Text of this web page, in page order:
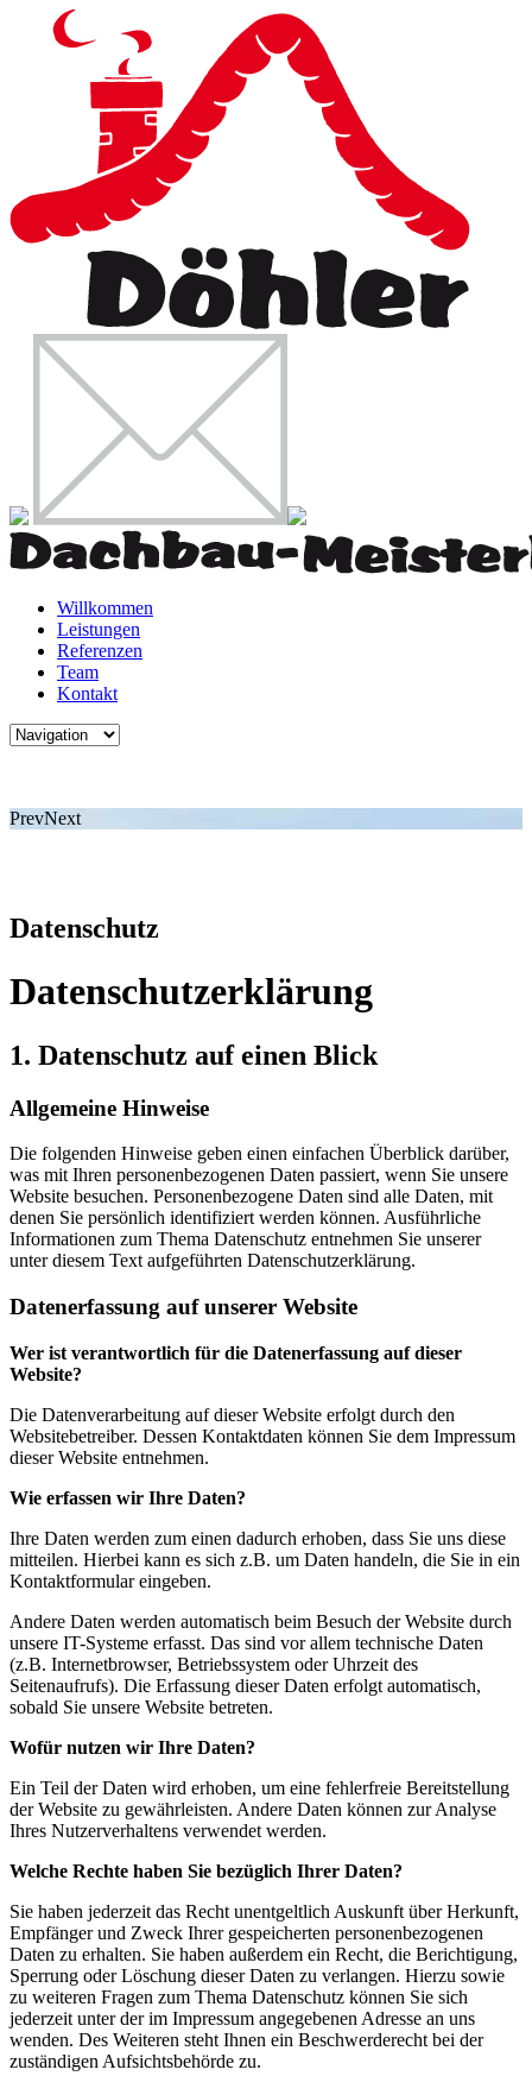
Willkommen
Leistungen
Referenzen
Team
Kontakt
PrevNext
Datenschutz
Datenschutzerklärung
1. Datenschutz auf einen Blick
Allgemeine Hinweise
Die folgenden Hinweise geben einen einfachen Überblick darüber,
was mit Ihren personenbezogenen Daten passiert, wenn Sie unsere
Website besuchen. Personenbezogene Daten sind alle Daten, mit
denen Sie persönlich identifiziert werden können. Ausführliche
Informationen zum Thema Datenschutz entnehmen Sie unserer
unter diesem Text aufgeführten Datenschutzerklärung.
Datenerfassung auf unserer Website
Wer ist verantwortlich für die Datenerfassung auf dieser
Website?
Die Datenverarbeitung auf dieser Website erfolgt durch den
Websitebetreiber. Dessen Kontaktdaten können Sie dem Impressum
dieser Website entnehmen.
Wie erfassen wir Ihre Daten?
Ihre Daten werden zum einen dadurch erhoben, dass Sie uns diese
mitteilen. Hierbei kann es sich z.B. um Daten handeln, die Sie in ein
Kontaktformular eingeben.
Andere Daten werden automatisch beim Besuch der Website durch
unsere IT-Systeme erfasst. Das sind vor allem technische Daten
(z.B. Internetbrowser, Betriebssystem oder Uhrzeit des
Seitenaufrufs). Die Erfassung dieser Daten erfolgt automatisch,
sobald Sie unsere Website betreten.
Wofür nutzen wir Ihre Daten?
Ein Teil der Daten wird erhoben, um eine fehlerfreie Bereitstellung
der Website zu gewährleisten. Andere Daten können zur Analyse
Ihres Nutzerverhaltens verwendet werden.
Welche Rechte haben Sie bezüglich Ihrer Daten?
Sie haben jederzeit das Recht unentgeltlich Auskunft über Herkunft,
Empfänger und Zweck Ihrer gespeicherten personenbezogenen
Daten zu erhalten. Sie haben außerdem ein Recht, die Berichtigung,
Sperrung oder Löschung dieser Daten zu verlangen. Hierzu sowie
zu weiteren Fragen zum Thema Datenschutz können Sie sich
jederzeit unter der im Impressum angegebenen Adresse an uns
wenden. Des Weiteren steht Ihnen ein Beschwerderecht bei der
zuständigen Aufsichtsbehörde zu.